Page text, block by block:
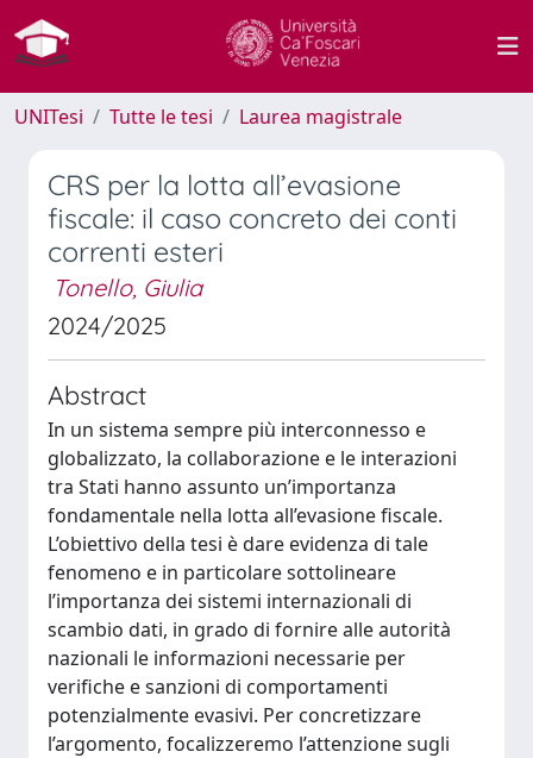
UNITesi Tutte le tesi Laurea magistrale
CRS per la lotta all’evasione
fiscale: il caso concreto dei conti
correnti esteri
Tonello, Giulia
2024/2025
Abstract
In un sistema sempre più interconnesso e
globalizzato, la collaborazione e le interazioni
tra Stati hanno assunto un’importanza
fondamentale nella lotta all’evasione fiscale.
L’obiettivo della tesi è dare evidenza di tale
fenomeno e in particolare sottolineare
l’importanza dei sistemi internazionali di
scambio dati, in grado di fornire alle autorità
nazionali le informazioni necessarie per
verifiche e sanzioni di comportamenti
potenzialmente evasivi. Per concretizzare
l’argomento, focalizzeremo l’attenzione sugli